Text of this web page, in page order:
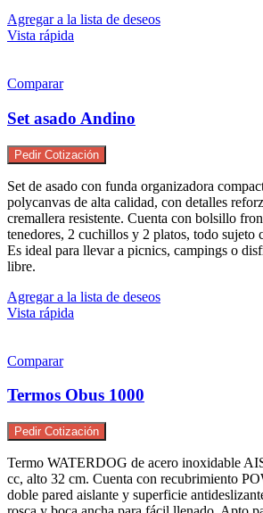
Agregar a la lista de deseos
Vista rápida
Comparar
Set asado Andino
Pedir Cotización
Set de asado con funda organizadora
polycanvas de alta calidad, con detalles
cremallera resistente. Cuenta con bolsillo
tenedores, 2 cuchillos y 2 platos, todo sujeto
Es ideal para llevar a picnics, campings o
libre.
Agregar a la lista de deseos
Vista rápida
Comparar
Termos Obus 1000
Pedir Cotización
Termo WATERDOG de acero inoxidable
cc, alto 32 cm. Cuenta con recubrimiento
doble pared aislante y superficie